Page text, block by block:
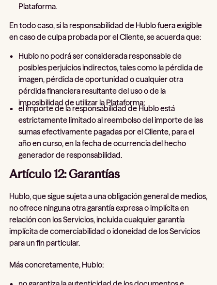
Plataforma.
En todo caso, si la responsabilidad de Hublo fuera exigible
en caso de culpa probada por el Cliente, se acuerda que:
Hublo no podrá ser considerada responsable de
posibles perjuicios indirectos, tales como la pérdida de
imagen, pérdida de oportunidad o cualquier otra
pérdida financiera resultante del uso o de la
imposibilidad de utilizar la Plataforma;
el importe de la responsabilidad de Hublo está
estrictamente limitado al reembolso del importe de las
sumas efectivamente pagadas por el Cliente, para el
año en curso, en la fecha de ocurrencia del hecho
generador de responsabilidad.
Artículo 12: Garantías
Hublo, que sigue sujeta a una obligación general de medios,
no ofrece ninguna otra garantía expresa o implícita en
relación con los Servicios, incluida cualquier garantía
implícita de comerciabilidad o idoneidad de los Servicios
para un fin particular.
Más concretamente, Hublo: